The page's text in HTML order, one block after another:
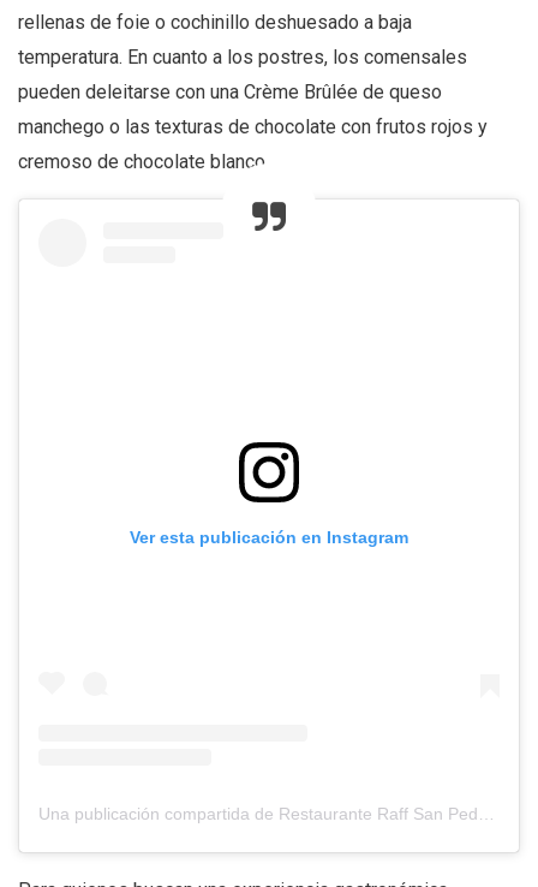
rellenas de foie o cochinillo deshuesado a baja
temperatura. En cuanto a los postres, los comensales
pueden deleitarse con una Crème Brûlée de queso
manchego o las texturas de chocolate con frutos rojos y
cremoso de chocolate blanco.
Ver esta publicación en Instagram
Una publicación compartida de Restaurante Raff San Pedro (@raffsanpedro)